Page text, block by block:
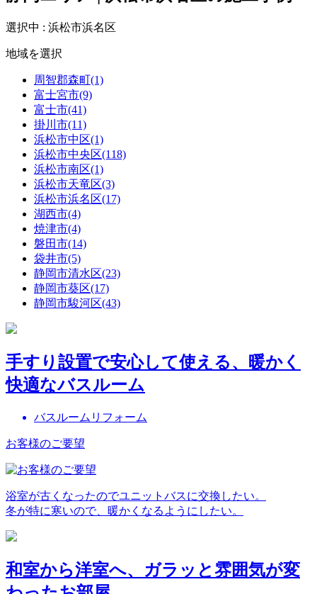
選択中 : 浜松市浜名区
地域を選択
周智郡森町(1)
富士宮市(9)
富士市(41)
掛川市(11)
浜松市中区(1)
浜松市中央区(118)
浜松市南区(1)
浜松市天竜区(3)
浜松市浜名区(17)
湖西市(4)
焼津市(4)
磐田市(14)
袋井市(5)
静岡市清水区(23)
静岡市葵区(17)
静岡市駿河区(43)
手すり設置で安心して使える、暖かく
快適なバスルーム
バスルームリフォーム
お客様のご要望
浴室が古くなったのでユニットバスに交換したい。
冬が特に寒いので、暖かくなるようにしたい。
和室から洋室へ、ガラッと雰囲気が変